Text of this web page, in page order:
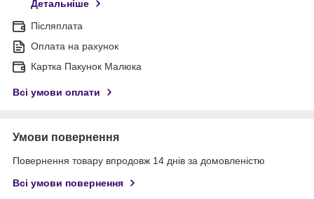
Детальніше
Післяплата
Оплата на рахунок
Картка Пакунок Малюка
Всі умови оплати
Умови повернення
Повернення товару впродовж 14 днів за домовленістю
Всі умови повернення